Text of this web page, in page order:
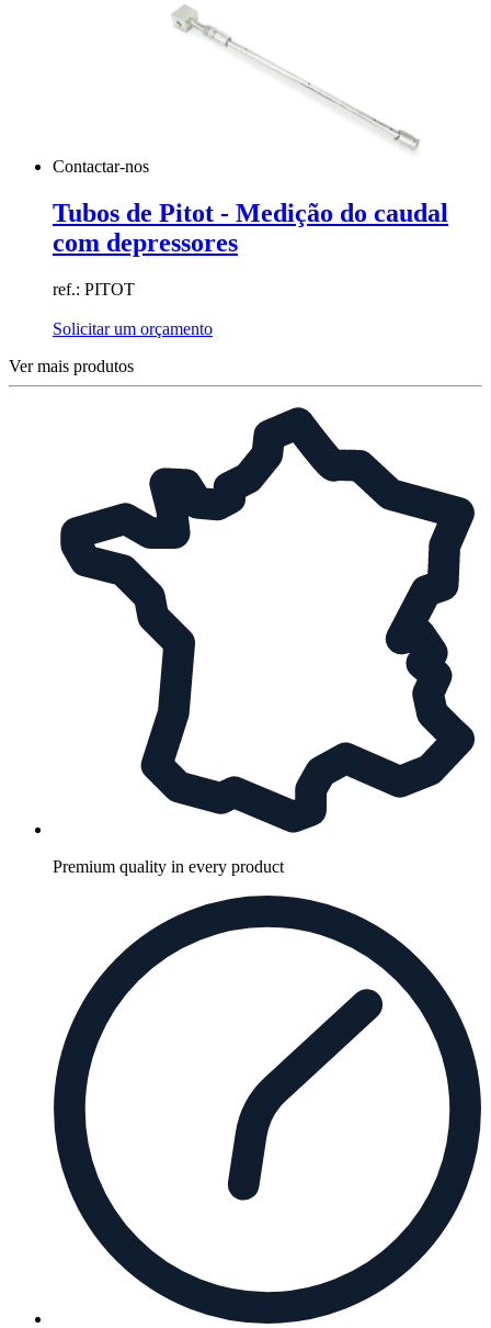
Contactar-nos
Tubos de Pitot - Medição do caudal
com depressores
ref.: PITOT
Solicitar um orçamento
Ver mais produtos
Premium quality in every product